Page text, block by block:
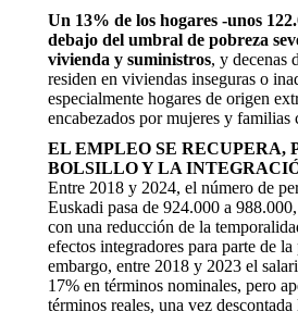
Un 13% de los hogares -unos
debajo del umbral de pobreza
vivienda y suministros, y decenas
residen en viviendas inseguras o
especialmente hogares de origen
encabezados por mujeres y familias
EL EMPLEO SE RECUPERA,
BOLSILLO Y LA
Entre 2018 y 2024, el número de
Euskadi pasa de 924.000 a
con una reducción de la
efectos integradores para parte de
embargo, entre 2018 y 2023 el
17% en términos nominales, pero
términos reales, una vez